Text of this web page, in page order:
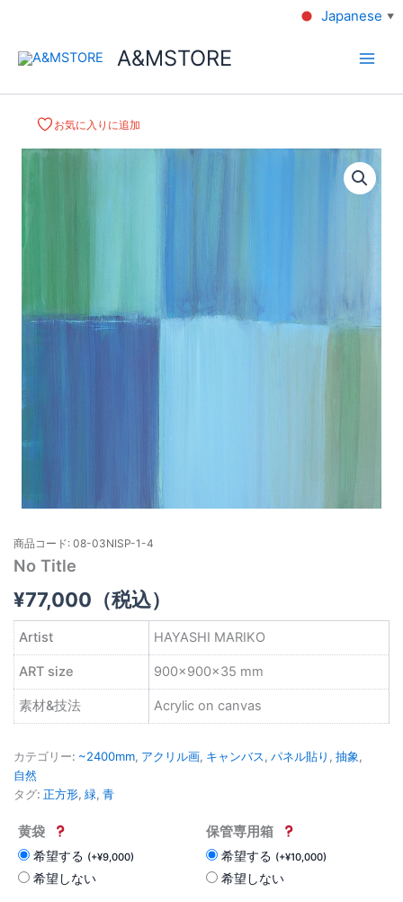
A&MSTORE
お気に入りに追加
商品コード: 08-03NISP-1-4
No Title
¥77,000 （税込）
Artist HAYASHI MARIKO
ART size 900×900×35 mm
素材&技法 Acrylic on canvas
カテゴリー: ~2400mm, アクリル画, キャンバス, パネル貼り , 抽象,
自然
タグ: 正方形, 緑, 青
黄袋
希望する (+¥9,000)
希望しない
保管専用箱
希望する (+¥10,000)
希望しない
Japanese ▼